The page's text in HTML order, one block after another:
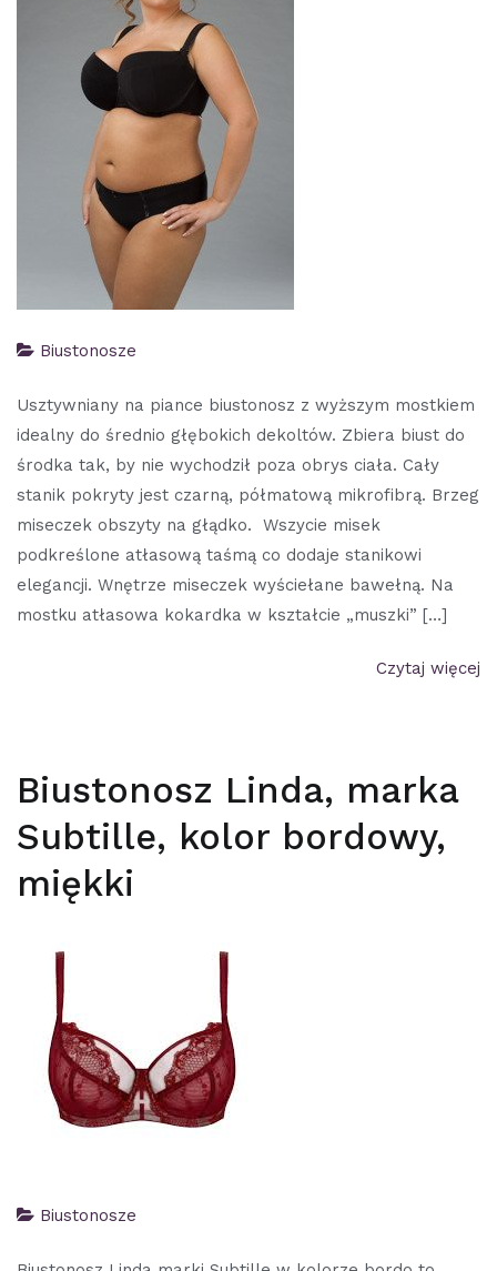
Biustonosze
Usztywniany na piance biustonosz z wyższym mostkiem
idealny do średnio głębokich dekoltów. Zbiera biust do
środka tak, by nie wychodził poza obrys ciała. Cały
stanik pokryty jest czarną, półmatową mikrofibrą. Brzeg
miseczek obszyty na głądko. Wszycie misek
podkreślone atłasową taśmą co dodaje stanikowi
elegancji. Wnętrze miseczek wyściełane bawełną. Na
mostku atłasowa kokardka w kształcie „muszki” […]
Czytaj więcej
Biustonosz Linda, marka
Subtille, kolor bordowy,
miękki
Biustonosze